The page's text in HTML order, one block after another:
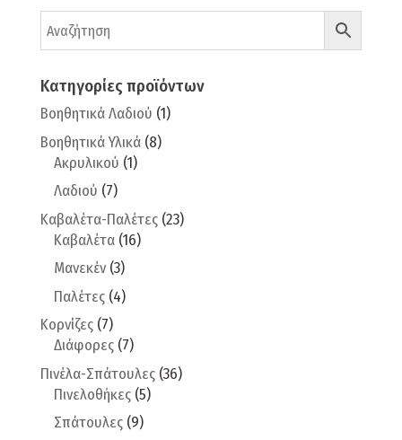
Κατηγορίες προϊόντων
Βοηθητικά Λαδιού (1)
Βοηθητικά Υλικά (8)
Ακρυλικού (1)
Λαδιού (7)
Καβαλέτα-Παλέτες (23)
Καβαλέτα (16)
Μανεκέν (3)
Παλέτες (4)
Κορνίζες (7)
Διάφορες (7)
Πινέλα-Σπάτουλες (36)
Πινελοθήκες (5)
Σπάτουλες (9)